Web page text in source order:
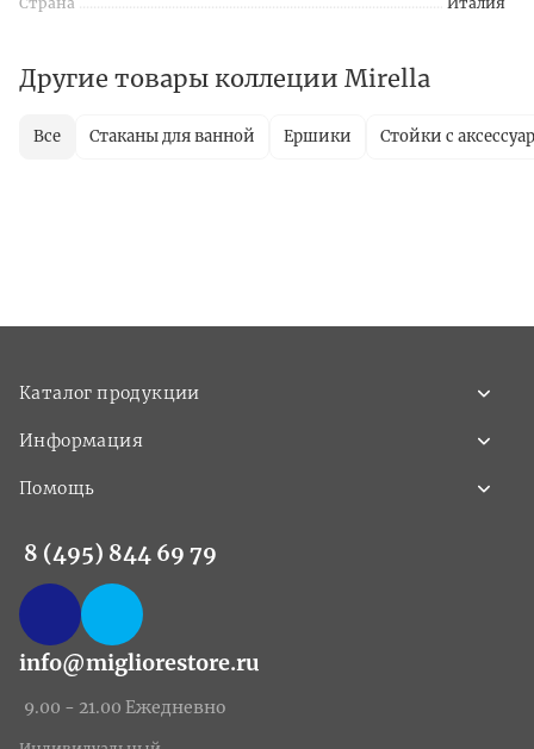
Другие товары коллеции Mirella
Все Стаканы для ванной Ершики Стойки с
Каталог продукции
Информация
Помощь
8 (495) 844 69 79
info@migliorestore.ru
9.00 - 21.00 Ежедневно